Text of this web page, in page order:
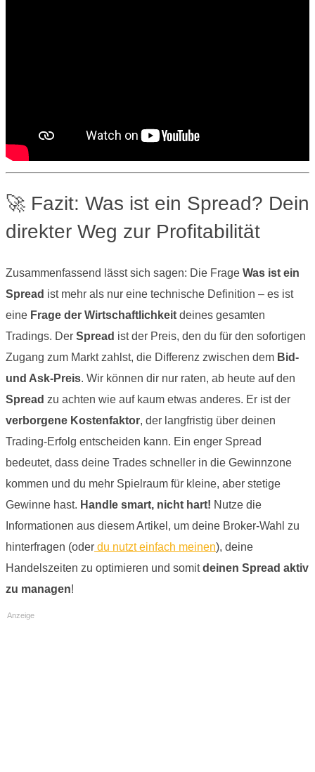
🚀 Fazit: Was ist ein Spread? Dein
direkter Weg zur Profitabilität
Zusammenfassend lässt sich sagen: Die Frage Was ist ein
Spread ist mehr als nur eine technische Definition – es ist
eine Frage der Wirtschaftlichkeit deines gesamten
Tradings. Der Spread ist der Preis, den du für den sofortigen
Zugang zum Markt zahlst, die Differenz zwischen dem Bid-
und Ask-Preis. Wir können dir nur raten, ab heute auf den
Spread zu achten wie auf kaum etwas anderes. Er ist der
verborgene Kostenfaktor, der langfristig über deinen
Trading-Erfolg entscheiden kann. Ein enger Spread
bedeutet, dass deine Trades schneller in die Gewinnzone
kommen und du mehr Spielraum für kleine, aber stetige
Gewinne hast. Handle smart, nicht hart! Nutze die
Informationen aus diesem Artikel, um deine Broker-Wahl zu
hinterfragen (oder du nutzt einfach meinen), deine
Handelszeiten zu optimieren und somitdeinen Spread aktiv
zu managen!
Anzeige